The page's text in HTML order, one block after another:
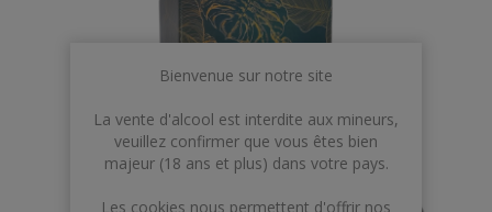
Bienvenue sur notre site
La vente d'alcool est interdite aux mineurs,
veuillez confirmer que vous êtes bien
majeur (18 ans et plus) dans votre pays.
Les cookies nous permettent d'offrir nos